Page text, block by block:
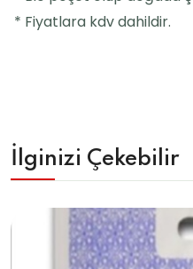
* Fiyatlara kdv dahildir.
İlginizi Çekebilir